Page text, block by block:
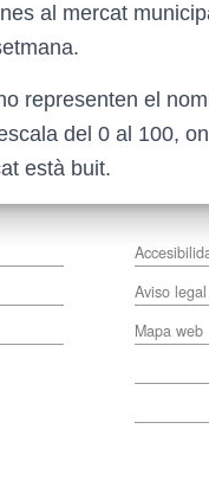
al mercat
representen el
del 0 al 100,
està buit.
Aviso legal
Mapa web